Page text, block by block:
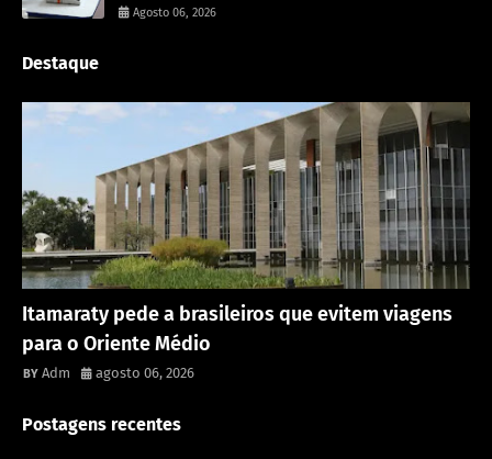
Agosto 06, 2026
Destaque
Itamaraty pede a brasileiros que evitem viagens
para o Oriente Médio
Adm agosto 06, 2026
Postagens recentes